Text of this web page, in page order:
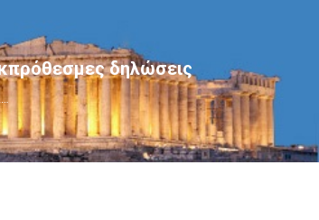
δηλώσεις